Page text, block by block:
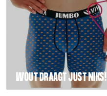
WOUT DRAAGT JUST NIKS!